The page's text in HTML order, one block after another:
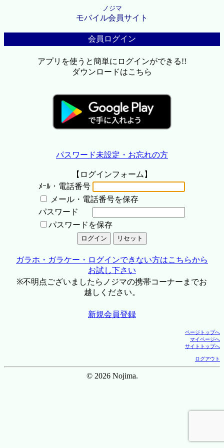
ノジマ
モバイル会員サイト
会員ログイン
アプリを使うと簡単にログインができる!!
ダウンロードはこちら
パスワード未設定・お忘れの方
【ログインフォーム】
ﾒｰﾙ・電話番号
メール・電話番号を保存
パスワード
パスワードを保存
ガラホ・ガラケー・ログインできない方はこちらから
お試し下さい
※不明点ございましたらノジマの携帯コーナーまでお
越しください。
新規会員登録
ページトップへ
マイページへ
サイトトップへ
ログアウト
© 2026 Nojima.